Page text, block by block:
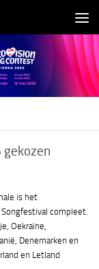
is het
compleet.
Oekraïne,
Denemarken en
en Letland